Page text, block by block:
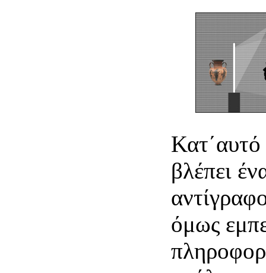
βλέπει
όμως